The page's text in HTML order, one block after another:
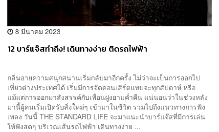
8 มีนาคม 2023
12 บาร์แจ๊สทำถึง! เดินทางง่าย ติดรถไฟฟ้า
กลิ่นอายความสนุกสนานเริ่มกลับมาอีกครั้ง ไม่ว่าจะเป็นการออกไป
เที่ยวต่างประเทศได้ เริ่มมีการจัดคอนเสิร์ตแทบจะทุกสัปดาห์ หรือ
แม้แต่การออกมาสังสรรค์กับเพื่อนฝูงยามค่ำคืน แน่นอนว่าในช่วงหลัง
มานี้ผู้คนเริ่มเปิดรับสิ่งใหม่ๆ เข้ามาในชีวิต รวมไปถึงแนวทางการฟัง
เพลง วันนี้ THE STANDARD LIFE จะมาแนะนำบาร์แจ๊สที่มีการเล่น
ให้ฟังสดๆ บริเวณเส้นรถไฟฟ้า เดินทางง่าย ...